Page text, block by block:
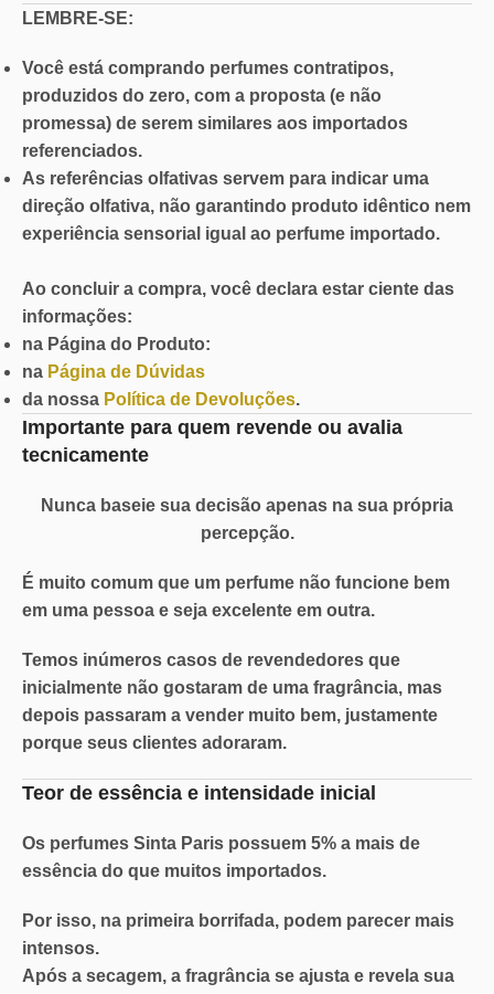
LEMBRE-SE:
Você está comprando perfumes contratipos,
produzidos do zero, com a proposta (e não
promessa) de serem similares aos importados
referenciados.
As referências olfativas servem para indicar uma
direção olfativa, não garantindo produto idêntico nem
experiência sensorial igual ao perfume importado.
Ao concluir a compra, você declara estar ciente das
informações:
na Página do Produto:
na Página de Dúvidas
da nossa Política de Devoluções.
Importante para quem revende ou avalia
tecnicamente
Nunca baseie sua decisão apenas na sua própria
percepção.
É muito comum que um perfume não funcione bem
em uma pessoa e seja excelente em outra.
Temos inúmeros casos de revendedores que
inicialmente não gostaram de uma fragrância, mas
depois passaram a vender muito bem, justamente
porque seus clientes adoraram.
Teor de essência e intensidade inicial
Os perfumes Sinta Paris possuem 5% a mais de
essência do que muitos importados.
Por isso, na primeira borrifada, podem parecer mais
intensos.
Após a secagem, a fragrância se ajusta e revela sua